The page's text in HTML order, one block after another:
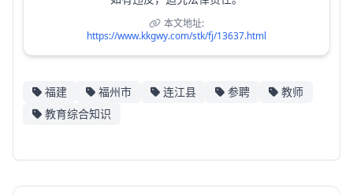
本文地址:
https://www.kkgwy.com/stk/fj/13637.html
福建 福州市 连江县 参聘
教师
教育综合知识